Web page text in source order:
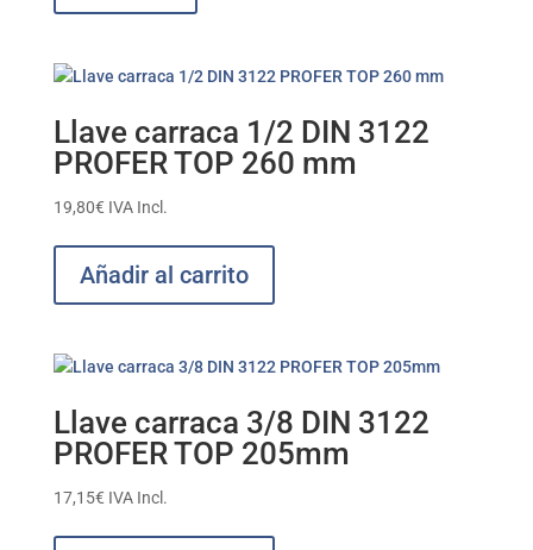
Las
se
pueden
la
página
de
Llave carraca 1/2 DIN 3122
PROFER TOP 260 mm
19,80€ IVA Incl.
Añadir al carrito
Llave carraca 3/8 DIN 3122
PROFER TOP 205mm
17,15€ IVA Incl.